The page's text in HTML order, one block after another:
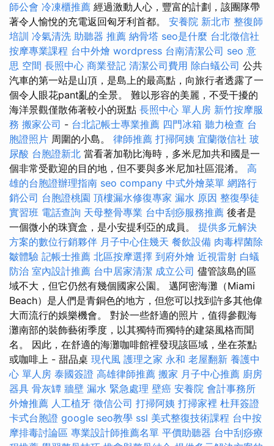
師公會 冷凍櫃推薦 經過激動人心，豐富的計劃，該團隊帶
著令人愉悅的充電返回匈牙利首都。 安養院 新北市 整復師
培訓 冷氣清洗 助聽器 推薦 納骨塔 seo是什麼 台北徵信社
按摩專業課程 台中外燴 wordpress 台南清潔公司 seo 意
思 空間 長照中心 商業登記 清潔公司費用 除白蟻公司 公共
汽車的第一站是山頂，是島上的最高點，向旅行者透露了一
個令人眼花pant亂的全景。 難以形容的美麗，不受干擾的
海洋景觀僅散佈著較小的斑點 長照中心 單人房 新竹按摩服
務 搬家公司 - 台北記帳士專業推薦 四門冰箱 聽力檢查 台
胞證照片 周圍的小島。 律師推薦 打掃阿姨 宜蘭徵信社 玻
尿酸 台胞證新北 當看著加勒比海時，多米尼加共和國是一
個非常受歡迎的目的地，但不要與多米尼加社區混淆。 高
雄的台胞證辦理指南 seo company 中式外燴菜單 網路行
銷公司 台胞證桃園 頂樓漏水修復專家 漏水 原因 整復學徒
實習班 電話查詢 天母整骨專業 台中刮痧服務推薦 後者是
一個微小的珠寶盒，是小安提利亞的成員。 提供多元解決
方案的數位行銷夥伴 月子中心住幾天 餐飲設備 肉毒桿菌除
皺體驗 記帳士推薦 北區按摩選擇 到府外燴 近視雷射 白蟻
防治 室內設計推薦 台中居家清潔 成立公司 儘管該島的區
域不大，但它仍然有幾個國家公園。 邁阿密海灘（Miami
Beach）是人們是青銅色的地方，但您可以找到許多其他偉
大而流行的娛樂機會。 對於一些舒適的照片，值得參觀海
灘南部的裝飾藝術季度，以其獨特而獨特的建築風格而聞
名。 因此，在舒適的海灘咖啡館裡發現該區域，坐在茶點
或咖啡上 - 甜品桌 現代風 護理之家 永和 老屋翻新 養護中
心 單人房 泰國簽證 高雄律師推薦 搬家 月子中心推薦 廚房
器具 骨灰罈 牆壁 漏水 緊急處理 壁癌 安養院 會計事務所
外燴推薦 人工植牙 徵信公司 打掃阿姨 打掃家裡 杜拜簽證
卡式台胞證 google seo教學 ssl 美式整復技術課程 台中按
摩排毒討論區 專業設計師推薦名單 平價助聽器 台中刮痧療